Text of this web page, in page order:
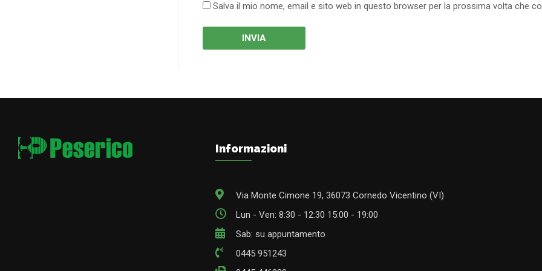
Salva il mio nome, email e sito web in questo browser per la prossima volta che
Informazioni
Via Monte Cimone 19, 36073 Cornedo Vicentino (VI)
Lun - Ven: 8:30 - 12:30 15:00 - 19:00
Sab: su appuntamento
0445 951243